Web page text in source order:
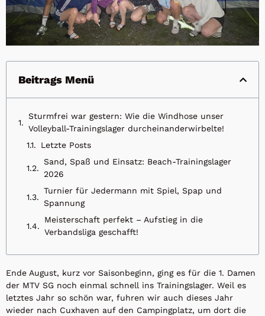
Beitrags Menü
Sturmfrei war gestern: Wie die Windhose unser
Volleyball-Trainingslager durcheinanderwirbelte!
Letzte Posts
Sand, Spaß und Einsatz: Beach-Trainingslager
2026
Turnier für Jedermann mit Spiel, Spap und
Spannung
Meisterschaft perfekt – Aufstieg in die
Verbandsliga geschafft!
Ende August, kurz vor Saisonbeginn, ging es für die 1. Damen
der MTV SG noch einmal schnell ins Trainingslager. Weil es
letztes Jahr so schön war, fuhren wir auch dieses Jahr
wieder nach Cuxhaven auf den Campingplatz, um dort die